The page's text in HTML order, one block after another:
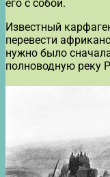
его с собой.
Известный
перевести
нужно было
полноводную реку